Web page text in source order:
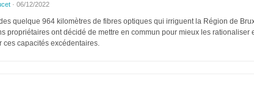
· 06/12/2022
quelque 964 kilomètres de fibres optiques qui irriguent la Région de
propriétaires ont décidé de mettre en commun pour mieux les
ces capacités excédentaires.